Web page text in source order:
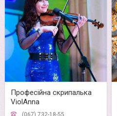
Професійна скрипалька
ViolAnna
(067) 732-18-55